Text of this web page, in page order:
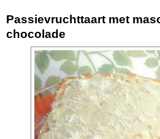
Passievruchttaart met
chocolade